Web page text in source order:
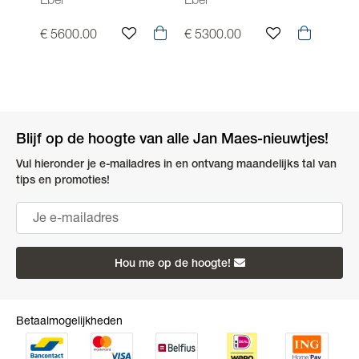
€ 5600.00 € 5300.00
Blijf op de hoogte van alle Jan Maes-nieuwtjes!
Vul hieronder je e-mailadres in en ontvang maandelijks tal van
tips en promoties!
Hou me op de hoogte!
Betaalmogelijkheden